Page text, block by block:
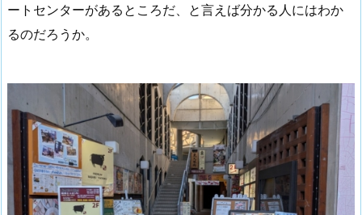
ートセンターがあるところだ、と言えば分かる人にはわか
るのだろうか。